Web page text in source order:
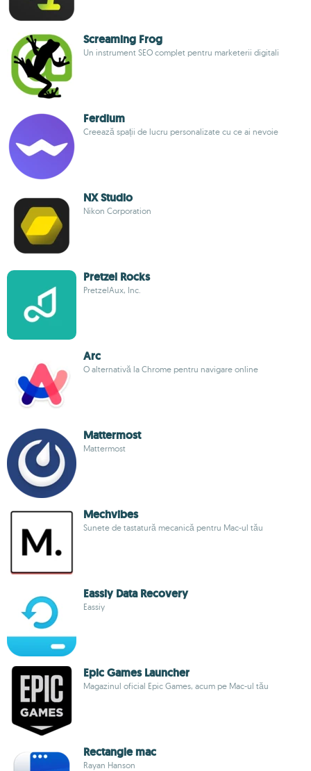
Screaming Frog
Un instrument SEO complet pentru marketerii digitali
Ferdium
Creează spații de lucru personalizate cu ce ai nevoie
NX Studio
Nikon Corporation
Pretzel Rocks
PretzelAux, Inc.
Arc
O alternativă la Chrome pentru navigare online
Mattermost
Mattermost
Mechvibes
Sunete de tastatură mecanică pentru Mac-ul tău
Eassiy Data Recovery
Eassiy
Epic Games Launcher
Magazinul oficial Epic Games, acum pe Mac-ul tău
Rectangle mac
Rayan Hanson